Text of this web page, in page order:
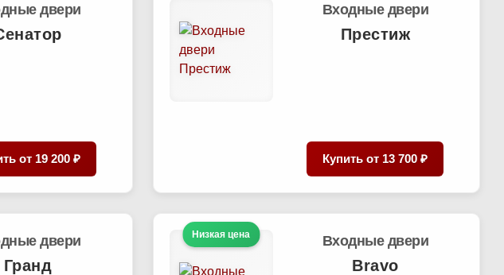
двери
от 19 200 ₽
Входные двери
Престиж
Купить от 13 700 ₽
двери
Гранд
Низкая цена Входные двери
Bravo